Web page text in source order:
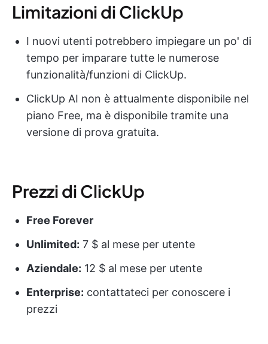
Limitazioni di ClickUp
I nuovi utenti potrebbero impiegare un po' di
tempo per imparare tutte le numerose
funzionalità/funzioni di ClickUp.
ClickUp AI non è attualmente disponibile nel
piano Free, ma è disponibile tramite una
versione di prova gratuita.
Prezzi di ClickUp
Free Forever
Unlimited: 7 $ al mese per utente
Aziendale: 12 $ al mese per utente
Enterprise: contattateci per conoscere i
prezzi